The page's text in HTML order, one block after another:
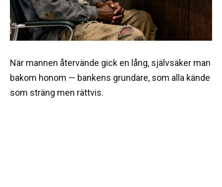
När mannen återvände gick en lång, självsäker man
bakom honom — bankens grundare, som alla kände
som sträng men rättvis.